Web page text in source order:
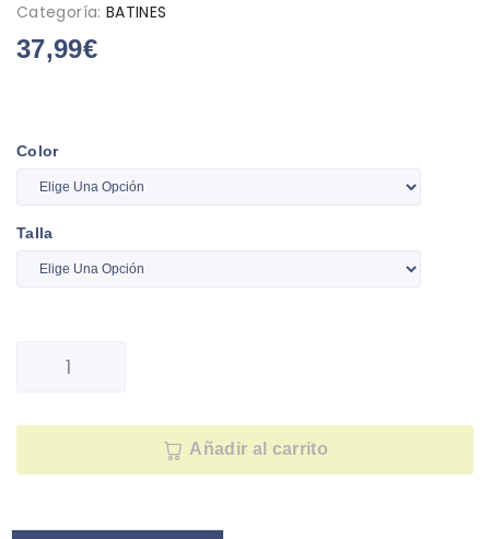
Categoría: BATINES
37,99€
Color
Talla
Añadir al carrito